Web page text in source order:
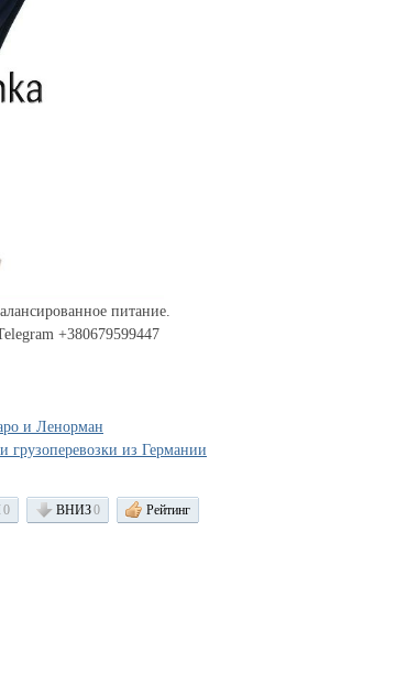
питание.
+380679599447
и Ленорман
из Германии
0 ВНИЗ0 Рейтинг